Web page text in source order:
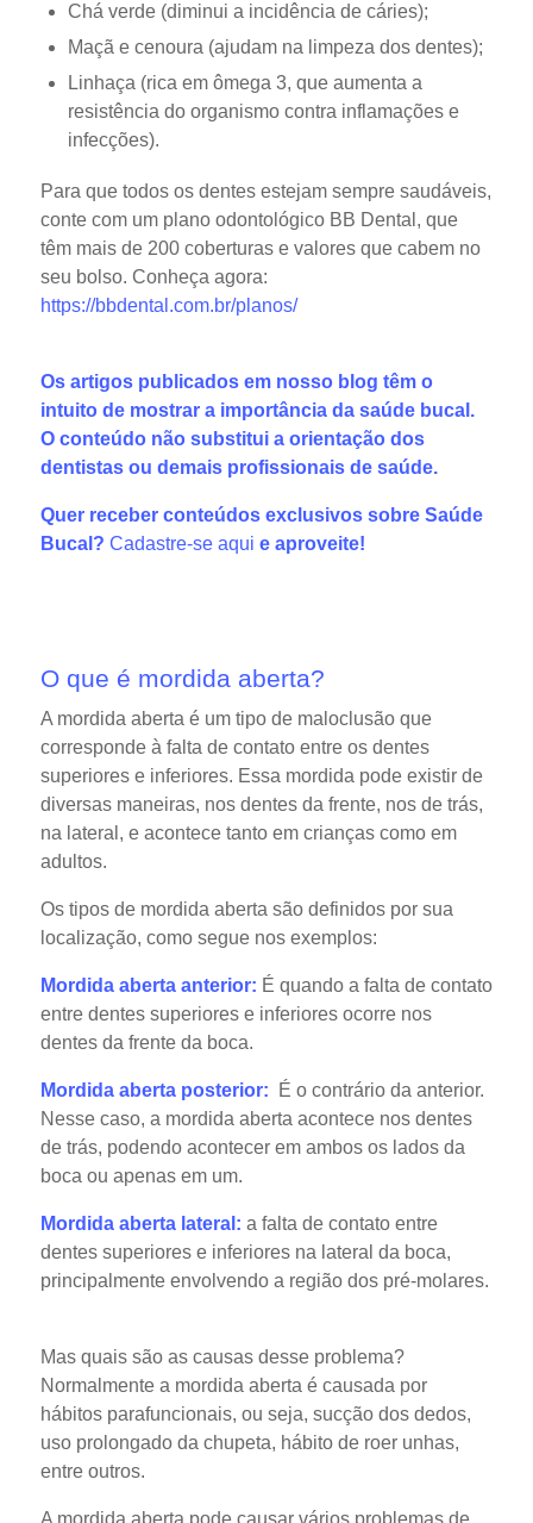
Chá verde (diminui a incidência de cáries);
Maçã e cenoura (ajudam na limpeza dos dentes);
Linhaça (rica em ômega 3, que aumenta a
resistência do organismo contra inflamações e
infecções).
Para que todos os dentes estejam sempre saudáveis,
conte com um plano odontológico BB Dental, que
têm mais de 200 coberturas e valores que cabem no
seu bolso. Conheça agora:
https://bbdental.com.br/planos/
Os artigos publicados em nosso blog têm o
intuito de mostrar a importância da saúde bucal.
O conteúdo não substitui a orientação dos
dentistas ou demais profissionais de saúde.
Quer receber conteúdos exclusivos sobre Saúde
Bucal? Cadastre-se aqui e aproveite!
O que é mordida aberta?
A mordida aberta é um tipo de maloclusão que
corresponde à falta de contato entre os dentes
superiores e inferiores. Essa mordida pode existir de
diversas maneiras, nos dentes da frente, nos de trás,
na lateral, e acontece tanto em crianças como em
adultos.
Os tipos de mordida aberta são definidos por sua
localização, como segue nos exemplos:
Mordida aberta anterior: É quando a falta de contato
entre dentes superiores e inferiores ocorre nos
dentes da frente da boca.
Mordida aberta posterior:
É o contrário da anterior.
Nesse caso, a mordida aberta acontece nos dentes
de trás, podendo acontecer em ambos os lados da
boca ou apenas em um.
Mordida aberta lateral: a falta de contato entre
dentes superiores e inferiores na lateral da boca,
principalmente envolvendo a região dos pré-molares.
Mas quais são as causas desse problema?
Normalmente a mordida aberta é causada por
hábitos parafuncionais, ou seja, sucção dos dedos,
uso prolongado da chupeta, hábito de roer unhas,
entre outros.
A mordida aberta pode causar vários problemas de